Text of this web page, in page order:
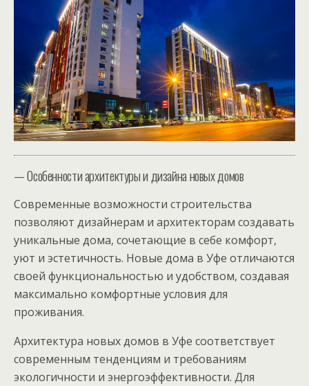
— Особенности архитектуры и дизайна новых домов
Современные возможности строительства
позволяют дизайнерам и архитекторам создавать
уникальные дома, сочетающие в себе комфорт,
уют и эстетичность. Новые дома в Уфе отличаются
своей функциональностью и удобством, создавая
максимально комфортные условия для
проживания.
Архитектура новых домов в Уфе соответствует
современным тенденциям и требованиям
экологичности и энергоэффективности. Для